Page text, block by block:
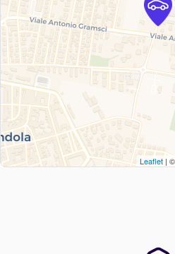
Leaflet | ©